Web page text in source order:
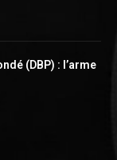
(DBP) : l’arme